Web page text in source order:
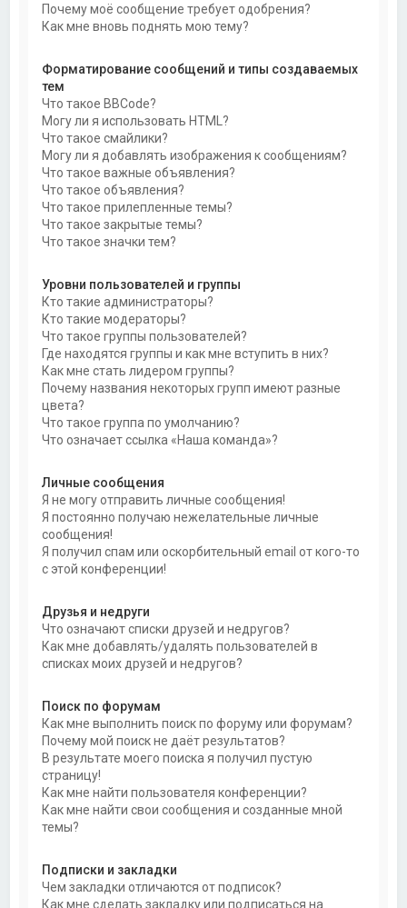
Почему моё сообщение требует одобрения?
Как мне вновь поднять мою тему?
Форматирование сообщений и типы создаваемых
тем
Что такое BBCode?
Могу ли я использовать HTML?
Что такое смайлики?
Могу ли я добавлять изображения к сообщениям?
Что такое важные объявления?
Что такое объявления?
Что такое прилепленные темы?
Что такое закрытые темы?
Что такое значки тем?
Уровни пользователей и группы
Кто такие администраторы?
Кто такие модераторы?
Что такое группы пользователей?
Где находятся группы и как мне вступить в них?
Как мне стать лидером группы?
Почему названия некоторых групп имеют разные
цвета?
Что такое группа по умолчанию?
Что означает ссылка «Наша команда»?
Личные сообщения
Я не могу отправить личные сообщения!
Я постоянно получаю нежелательные личные
сообщения!
Я получил спам или оскорбительный email от кого-то
с этой конференции!
Друзья и недруги
Что означают списки друзей и недругов?
Как мне добавлять/удалять пользователей в
списках моих друзей и недругов?
Поиск по форумам
Как мне выполнить поиск по форуму или форумам?
Почему мой поиск не даёт результатов?
В результате моего поиска я получил пустую
страницу!
Как мне найти пользователя конференции?
Как мне найти свои сообщения и созданные мной
темы?
Подписки и закладки
Чем закладки отличаются от подписок?
Как мне сделать закладку или подписаться на